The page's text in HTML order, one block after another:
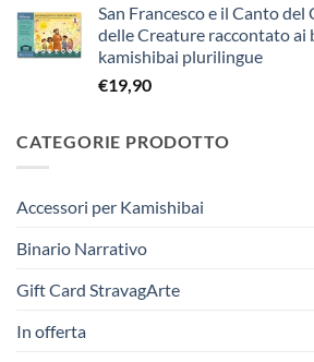
originale
era:
€263,40.
attuale
è:
€250,00.
San Francesco e il Canto
delle Creature raccontato ai
kamishibai plurilingue
€19,90
CATEGORIE PRODOTTO
Accessori per Kamishibai
Binario Narrativo
Gift Card StravagArte
In offerta